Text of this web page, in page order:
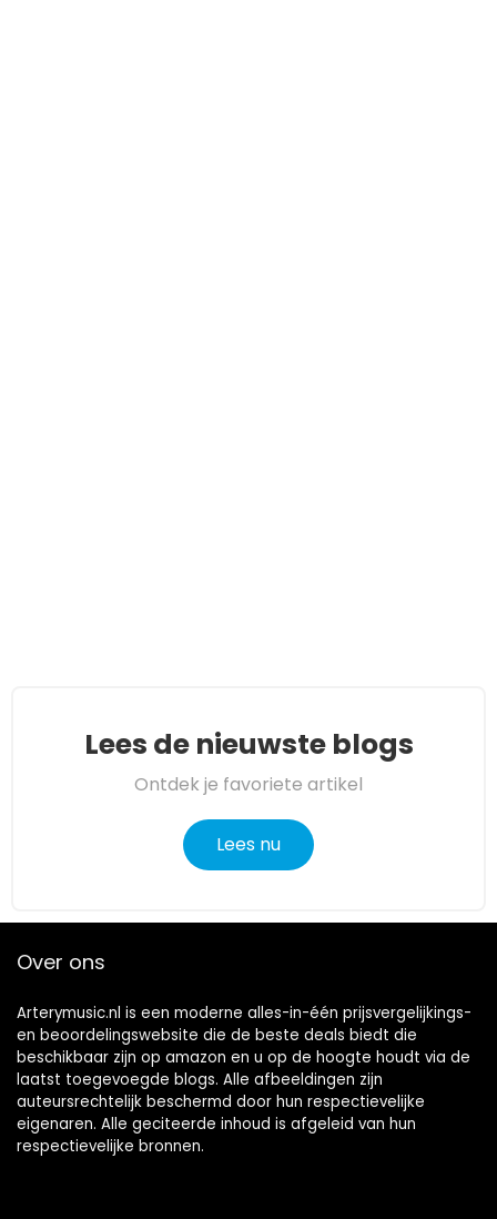
Lees de nieuwste blogs
Ontdek je favoriete artikel
Lees nu
Over ons
Arterymusic.nl is een moderne alles-in-één prijsvergelijkings-
en beoordelingswebsite die de beste deals biedt die
beschikbaar zijn op amazon en u op de hoogte houdt via de
laatst toegevoegde blogs. Alle afbeeldingen zijn
auteursrechtelijk beschermd door hun respectievelijke
eigenaren. Alle geciteerde inhoud is afgeleid van hun
respectievelijke bronnen.